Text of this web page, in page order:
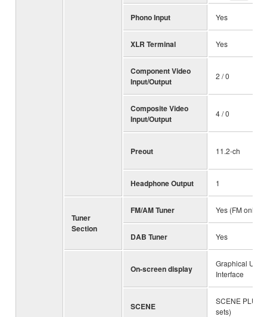
Phono Input Yes
XLR Terminal Yes
Component Video
Input/Output
2 / 0
Composite Video
Input/Output
4 / 0
Preout 11.2-ch
Headphone Output 1
Tuner
Section
FM/AM Tuner Yes (FM only)
DAB Tuner Yes
On-screen display
Graphical User
Interface
SCENE
SCENE PLUS
sets)